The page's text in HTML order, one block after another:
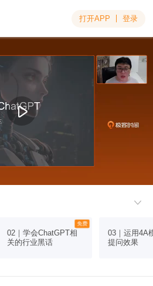
打开APP 登录

免费
02｜学会ChatGPT相
关的行业黑话
03｜运用4A
提问效果